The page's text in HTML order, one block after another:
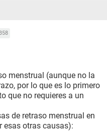
menstrual (aunque no la
por lo que es lo primero
que no requieres a un
de retraso menstrual en
esas otras causas):